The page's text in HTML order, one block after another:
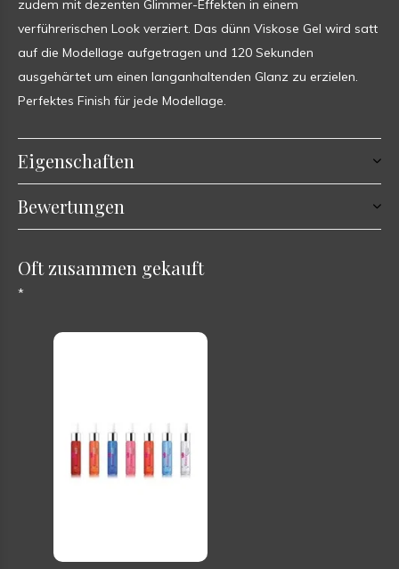
zudem mit dezenten Glimmer-Effekten in einem
verführerischen Look verziert. Das dünn Viskose Gel wird satt
auf die Modellage aufgetragen und 120 Sekunden
ausgehärtet um einen langanhaltenden Glanz zu erzielen.
Perfektes Finish für jede Modellage.
Eigenschaften
Bewertungen
Oft zusammen gekauft
*